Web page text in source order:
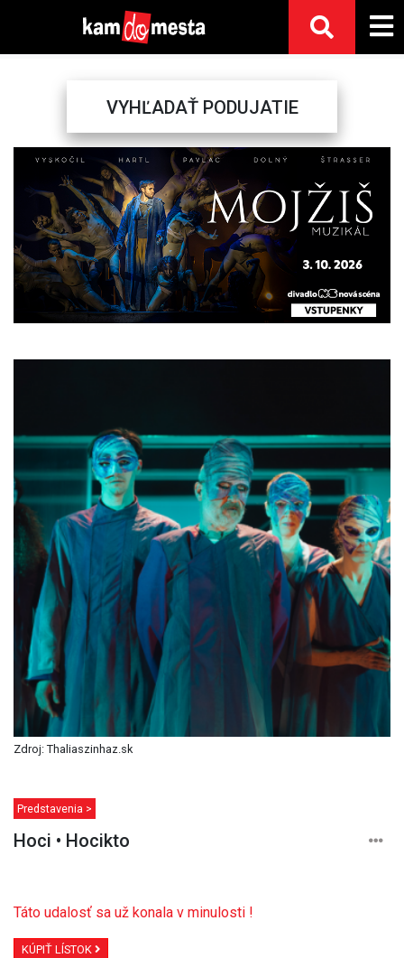
VYHĽADAŤ PODUJATIE
Previous
Zdroj: Thaliaszinhaz.sk
Predstavenia >
Hoci • Hocikto
Táto udalosť sa už konala v minulosti !
KÚPIŤ LÍSTOK